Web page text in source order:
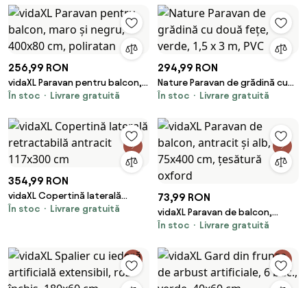
256,99 RON
vidaXL Paravan pentru balcon,
maro și negru, 400x80 cm,
În stoc Livrare gratuită
294,99 RON
Nature Paravan de grădină cu
două fețe, verde, 1,5 x 3 m, PVC
În stoc Livrare gratuită
354,99 RON
vidaXL Copertină laterală
retractabilă antracit 117x300
În stoc Livrare gratuită
73,99 RON
vidaXL Paravan de balcon,
antracit și alb, 75x400 cm,
În stoc Livrare gratuită